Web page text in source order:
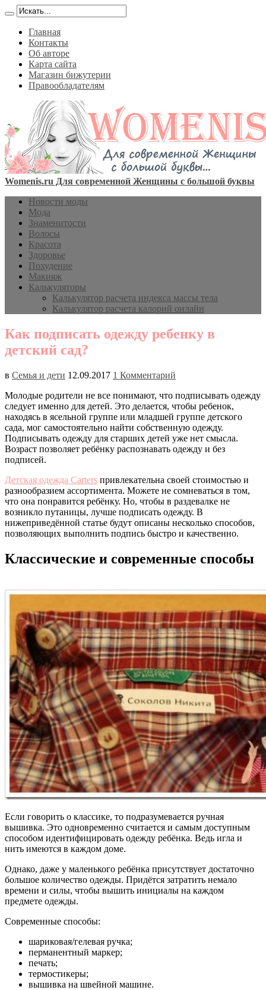
Главная
Контакты
Об авторе
Карта сайта
Магазин бижутерии
Правообладателям
Womenis.ru Для современной Женщины с большой буквы
Новости моды
Мода
Знаменитости
Волосы
Красота
Здоровье
Похудение
Макияж
Калькуляторы
Калькулятор расчета индекса массы тела
Калькулятор расчета калорий онлайн
Как подписать одежду ребенку в
детский сад?
в Семья и дети 12.09.2017 1 Комментарий
Молодые родители не все понимают, что подписывать одежду
следует именно для детей. Это делается, чтобы ребенок,
находясь в ясельной группе или младшей группе детского
сада, мог самостоятельно найти собственную одежду.
Подписывать одежду для старших детей уже нет смысла.
Возраст позволяет ребёнку распознавать одежду и без
подписей.
Детская одежда Carters привлекательна своей стоимостью и
разнообразием ассортимента. Можете не сомневаться в том,
что она понравится ребёнку. Но, чтобы в раздевалке не
возникло путаницы, лучше подписать одежду. В
нижеприведённой статье будут описаны несколько способов,
позволяющих выполнить подпись быстро и качественно.
Классические и современные способы
Если говорить о классике, то подразумевается ручная
вышивка. Это одновременно считается и самым доступным
способом идентифицировать одежду ребёнка. Ведь игла и
нить имеются в каждом доме.
Однако, даже у маленького ребёнка присутствует достаточно
большое количество одежды. Придётся затратить немало
времени и силы, чтобы вышить инициалы на каждом
предмете одежды.
Современные способы:
шариковая/гелевая ручка;
перманентный маркер;
печать;
термостикеры;
вышивка на швейной машине.